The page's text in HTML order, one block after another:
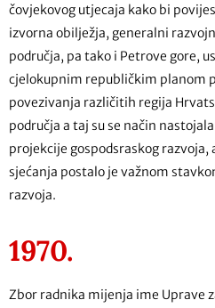
čovjekovog utjecaja kako bi
izvorna obilježja, generalni
područja, pa tako i Petrove gore,
cjelokupnim republičkim planom
povezivanja različitih regija
područja a taj su se način
projekcije gospodsraskog
sjećanja postalo je važnom
razvoja.
1970.
Zbor radnika mijenja ime Uprave